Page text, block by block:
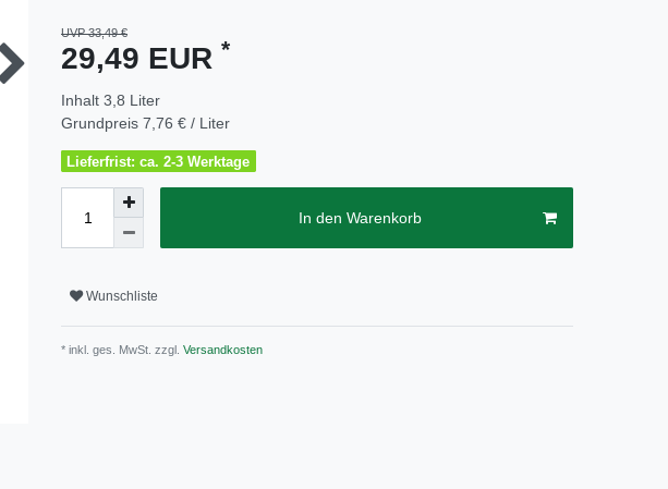
UVP 33,49 €
29,49 EUR *
Inhalt 3,8 Liter
Grundpreis 7,76 € / Liter
Lieferfrist: ca. 2-3 Werktage
In den Warenkorb
Wunschliste
* inkl. ges. MwSt. zzgl. Versandkosten